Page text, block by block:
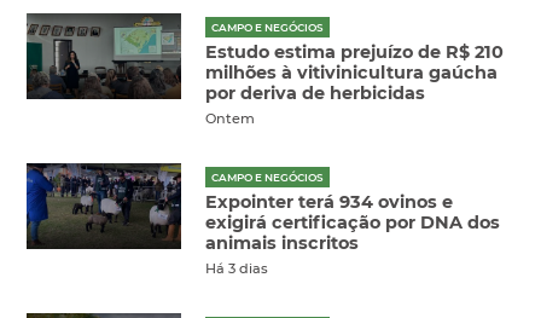
CAMPO E NEGÓCIOS
Estudo estima prejuízo de R$ 210
milhões à vitivinicultura gaúcha
por deriva de herbicidas
Ontem
CAMPO E NEGÓCIOS
Expointer terá 934 ovinos e
exigirá certificação por DNA dos
animais inscritos
Há 3 dias